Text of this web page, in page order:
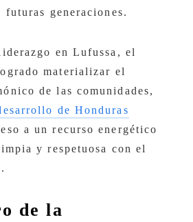
futuras generaciones.
en Lufussa, el
materializar el
de las comunidades,
de Honduras
a un recurso energético
y respetuosa con el
de la